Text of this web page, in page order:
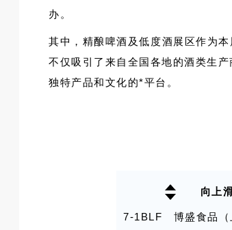
办。
其中，精酿啤酒及低度酒展区作为本
不仅吸引了来自全国各地的酒类生
独特产品和文化的*平台。
向上
7-1BLF 博盛食品（